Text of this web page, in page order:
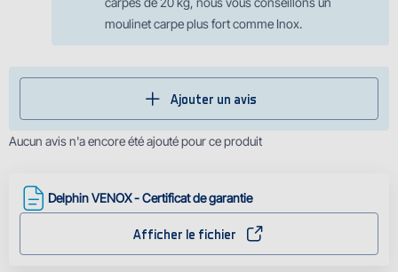
moulinet carpe plus fort comme Inox.
Ajouter un avis
Aucun avis n'a encore été ajouté pour ce produit
Delphin VENOX - Certificat de garantie
Afficher le fichier